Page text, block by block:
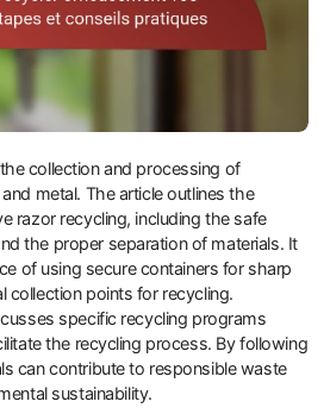
metal. The article outlines the
razor recycling, including the safe
the proper separation of materials. It
of using secure containers for sharp
collection points for recycling.
specific recycling programs
the recycling process. By following
can contribute to responsible waste
sustainability.